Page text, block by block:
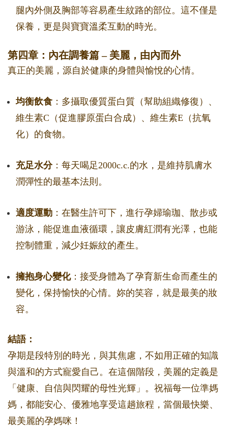
腿內外側及胸部等容易產生紋路的部位。這不僅是
保養，更是與寶寶溫柔互動的時光。
第四章：內在調養篇 – 美麗，由內而外
真正的美麗，源自於健康的身體與愉悅的心情。
均衡飲食 ：多攝取優質蛋白質（幫助組織修復）、
維生素C（促進膠原蛋白合成）、維生素E（抗氧
化）的食物。
充足水分：每天喝足2000c.c.的水，是維持肌膚水
潤彈性的最基本法則。
適度運動 ：在醫生許可下，進行孕婦瑜珈、散步或
游泳，能促進血液循環，讓皮膚紅潤有光澤，也能
控制體重，減少妊娠紋的產生。
擁抱身心變化：接受身體為了孕育新生命而產生的
變化，保持愉快的心情。妳的笑容，就是最美的妝
容。
結語：
孕期是段特別的時光，與其焦慮，不如用正確的知識
與溫和的方式寵愛自己。在這個階段，美麗的定義是
「健康、自信與閃耀的母性光輝」。祝福每一位準媽
媽，都能安心、優雅地享受這趟旅程，當個最快樂、
最美麗的孕媽咪！